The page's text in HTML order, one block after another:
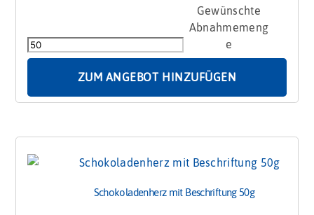
Menge
ZUM ANGEBOT HINZUFÜGEN
Schokoladenherz mit Beschriftung 50g